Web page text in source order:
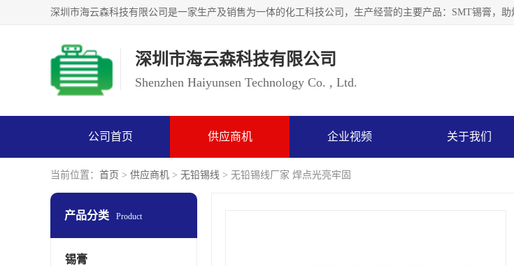
深圳市海云森科技有限公司
Shenzhen Haiyunsen Technology Co. , Ltd.
公司首页 供应商机 企业视频 关于我们
当前位置： 首页 > 供应商机 > 无铅锡线 > 无铅锡线厂家 焊点光亮牢固
产品分类 Product
锡膏